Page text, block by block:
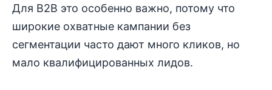
Для B2B это особенно важно, потому что
широкие охватные кампании без
сегментации часто дают много кликов, но
мало квалифицированных лидов.